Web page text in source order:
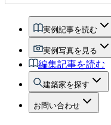
実例記事を読む
実例写真を見る
編集記事を読む
建築家を探す
お問い合わせ